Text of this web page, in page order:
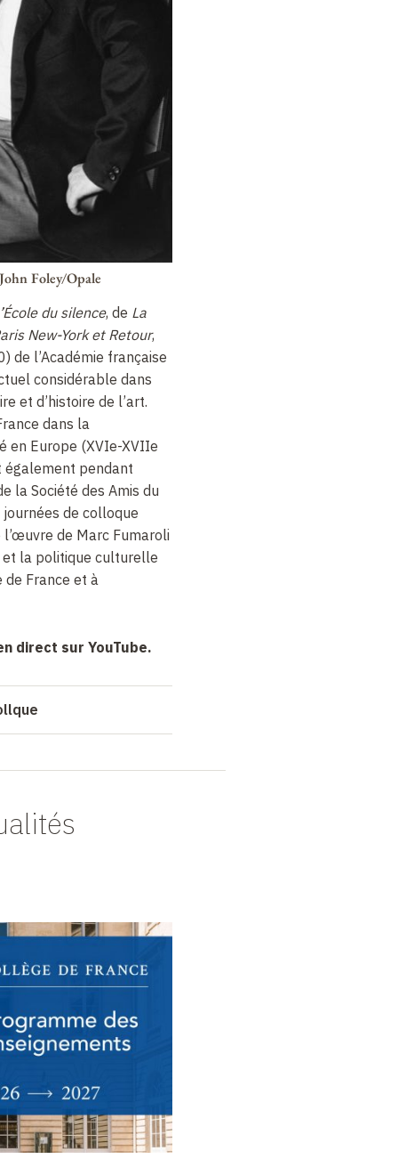
Foley/Opale
du silence, de La
New-York et Retour,
de l’Académie française
considérable dans
et d’histoire de l’art.
dans la
en Europe (XVIe-XVIIe
pendant
la Société des Amis du
de colloque
de Marc Fumaroli
la politique culturelle
de France et à
direct sur YouTube.